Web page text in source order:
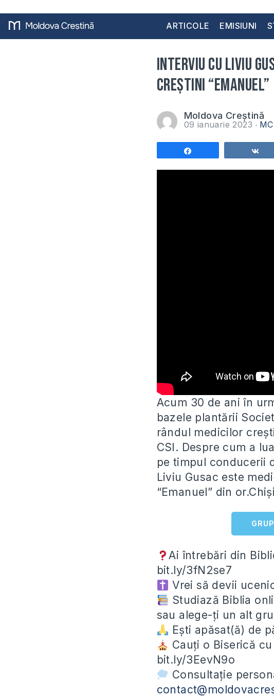
ARTICOLE EMISIUNI
Interviu cu Liviu
Creștini “Emanuel”
Moldova Creștină
09 ianuarie 2023
Acum 30 de ani în
bazele plantării
rândul medicilor
CSI. Despre cum a
pe timpul conducerii
Liviu Gusac este
“Emanuel” din
Ai întrebări din
bit.ly/3fN2se7
Vrei să devii
Studiază Biblia
sau alege-ți un alt
Ești apăsat(ă) de
Cauți o Biserică
bit.ly/3EevN9o
Consultație